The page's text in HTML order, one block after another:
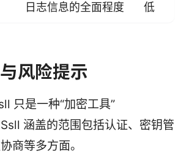
日志信息的全面程度 低
风险提示
只是一种“加密工具”
涵盖的范围包括认证、密钥管
商等多方面。